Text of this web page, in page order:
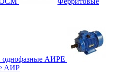
однофазные АИРЕ
АИР